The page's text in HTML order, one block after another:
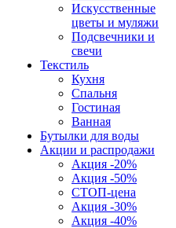
Искусственные
цветы и муляжи
Подсвечники и
свечи
Текстиль
Кухня
Спальня
Гостиная
Ванная
Бутылки для воды
Акции и распродажи
Акция -20%
Акция -50%
СТОП-цена
Акция -30%
Акция -40%